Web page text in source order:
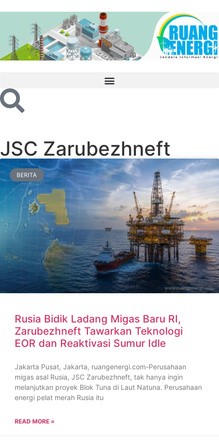
JSC Zarubezhneft
BERITA
Rusia Bidik Ladang Migas Baru RI,
Zarubezhneft Tawarkan Teknologi
EOR dan Reaktivasi Sumur Idle
Jakarta Pusat, Jakarta, ruangenergi.com-Perusahaan
migas asal Rusia, JSC Zarubezhneft, tak hanya ingin
melanjutkan proyek Blok Tuna di Laut Natuna. Perusahaan
energi pelat merah Rusia itu
READ MORE »